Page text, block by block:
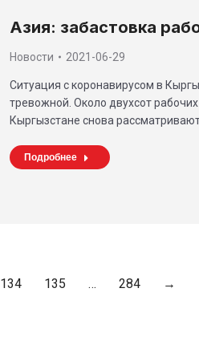
Азия: забастовка
Новости 2021-06-29
Ситуация с коронавирусом в
тревожной. Около двухсот
Кыргызстане снова
Подробнее
134 135 … 284 →